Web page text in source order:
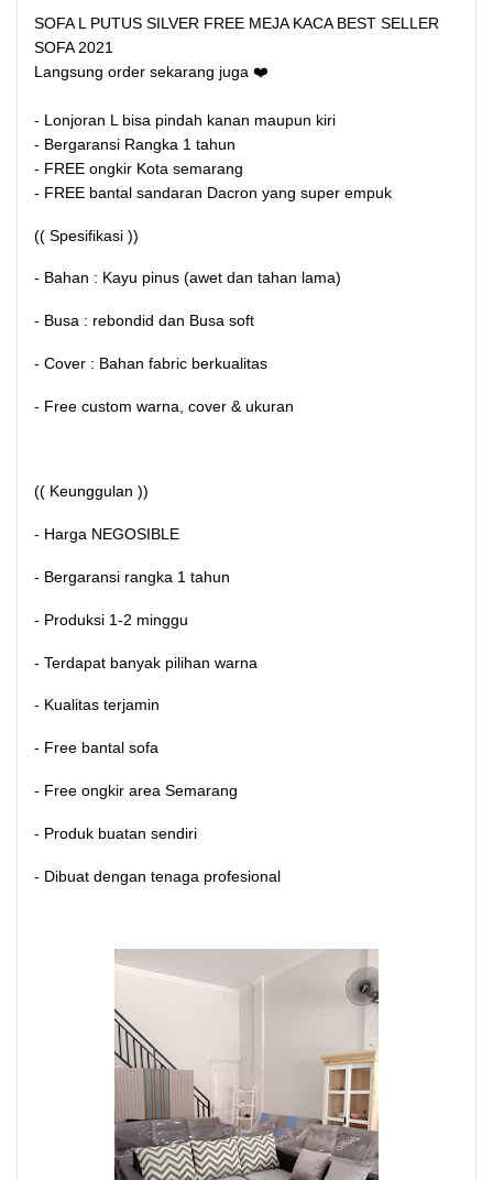
SOFA L PUTUS SILVER FREE MEJA KACA BEST SELLER
SOFA 2021
Langsung order sekarang juga ❤️
- Lonjoran L bisa pindah kanan maupun kiri
- Bergaransi Rangka 1 tahun
- FREE ongkir Kota semarang
- FREE bantal sandaran Dacron yang super empuk
(( Spesifikasi ))
- Bahan : Kayu pinus (awet dan tahan lama)
- Busa : rebondid dan Busa soft
- Cover : Bahan fabric berkualitas
- Free custom warna, cover & ukuran
(( Keunggulan ))
- Harga NEGOSIBLE
- Bergaransi rangka 1 tahun
- Produksi 1-2 minggu
- Terdapat banyak pilihan warna
- Kualitas terjamin
- Free bantal sofa
- Free ongkir area Semarang
- Produk buatan sendiri
- Dibuat dengan tenaga profesional